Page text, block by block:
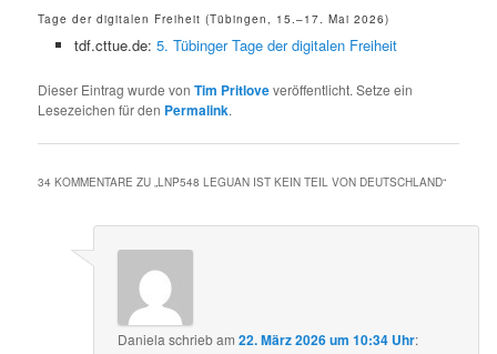
Tage der digitalen Freiheit (Tübingen, 15.–17. Mai 2026)
tdf.cttue.de: 5. Tübinger Tage der digitalen Freiheit
Dieser Eintrag wurde vonTim Pritloveveröffentlicht. Setze ein
Lesezeichen für den Permalink.
34 KOMMENTARE ZU „LNP548 LEGUAN IST KEIN TEIL VON DEUTSCHLAND“
Daniela schriebam22. März 2026 um 10:34 Uhr: